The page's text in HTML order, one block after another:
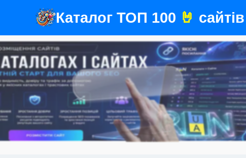
Каталог ТОП 100 🤘 сайтів